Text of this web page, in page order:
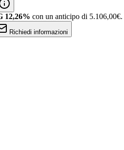
12,26% con un anticipo di 5.106,00€.
Richiedi informazioni